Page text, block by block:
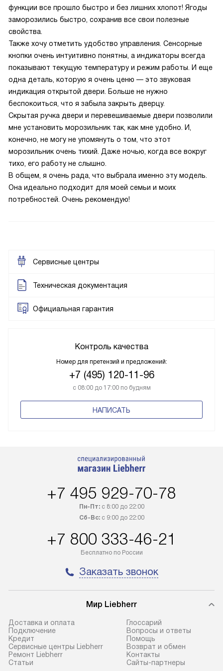
функции все прошло быстро и без лишних хлопот! Ягоды
заморозились быстро, сохранив все свои полезные
свойства.
Также хочу отметить удобство управления. Сенсорные
кнопки очень интуитивно понятны, а индикаторы всегда
показывают текущую температуру и режим работы. И еще
одна деталь, которую я очень ценю — это звуковая
индикация открытой двери. Больше не нужно
беспокоиться, что я забыла закрыть дверцу.
Скрытая ручка двери и перевешиваемые двери позволили
мне установить морозильник так, как мне удобно. И,
конечно, не могу не упомянуть о том, что этот
морозильник очень тихий. Даже ночью, когда все вокруг
тихо, его работу не слышно.
В общем, я очень рада, что выбрала именно эту модель.
Она идеально подходит для моей семьи и моих
потребностей. Очень рекомендую!
Сервисные центры
Техническая документация
Официальная гарантия
Контроль качества
Номер для претензий и предложений:
+7 (495) 120-11-96
с 08:00 до 17:00 по будням
НАПИСАТЬ
+7 495 929-70-78
Пн-Пт:с 8:00 до 22:00
Сб-Вс:с 9:00 до 22:00
+7 800 333-46-21
Бесплатно по России
Заказать звонок
Мир Liebherr
Доставка и оплата
Подключение
Кредит
Сервисные центры Liebherr
Ремонт Liebherr
Cтатьи
Глоссарий
Вопросы и ответы
Помощь
Возврат и обмен
Контакты
Сайты-партнеры